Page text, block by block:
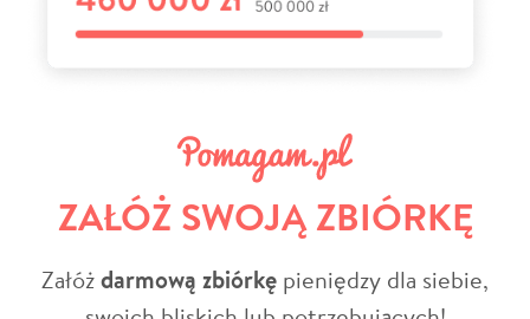
ZAŁÓŻ SWOJĄ ZBIÓRKĘ
Załóżdarmową zbiórkę pieniędzy dla siebie,